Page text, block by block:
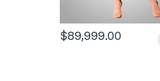
$89,999.00